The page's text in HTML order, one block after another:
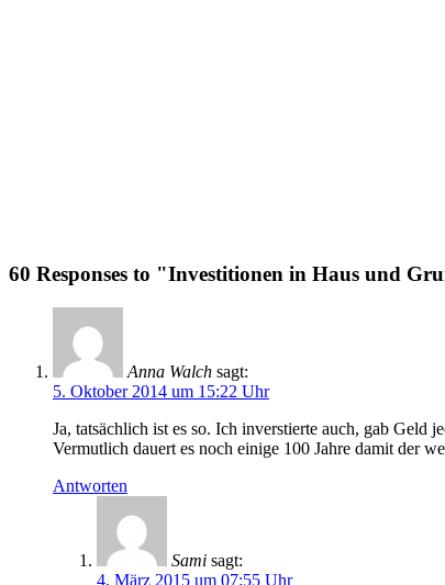
60 Responses to "Investitionen in Haus und
Anna Walch sagt:
5. Oktober 2014 um 15:22 Uhr
Ja, tatsächlich ist es so. Ich inverstierte auch, gab Geld
Vermutlich dauert es noch einige 100 Jahre damit der
Antworten
Sami sagt:
4. März 2015 um 07:55 Uhr